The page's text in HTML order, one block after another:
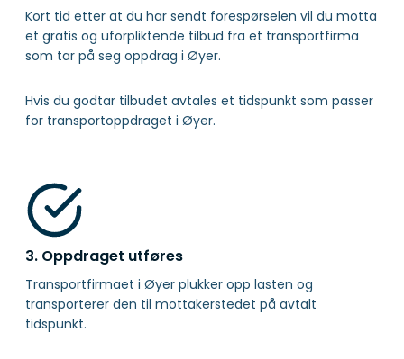
Kort tid etter at du har sendt forespørselen vil du motta
et gratis og uforpliktende tilbud fra et transportfirma
som tar på seg oppdrag i Øyer.
Hvis du godtar tilbudet avtales et tidspunkt som passer
for transportoppdraget i Øyer.
3. Oppdraget utføres
Transportfirmaet i Øyer plukker opp lasten og
transporterer den til mottakerstedet på avtalt
tidspunkt.